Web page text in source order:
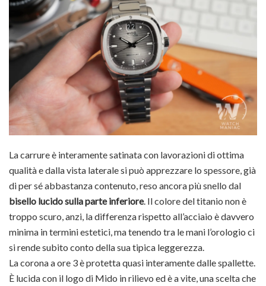
La carrure è interamente satinata con lavorazioni di ottima
qualità e dalla vista laterale si può apprezzare lo spessore, già
di per sé abbastanza contenuto, reso ancora più snello dal
bisello lucido sulla parte inferiore. Il colore del titanio non è
troppo scuro, anzi, la differenza rispetto all’acciaio è davvero
minima in termini estetici, ma tenendo tra le mani l’orologio ci
si rende subito conto della sua tipica leggerezza.
La corona a ore 3 è protetta quasi interamente dalle spallette.
È lucida con il logo di Mido in rilievo ed è a vite, una scelta che